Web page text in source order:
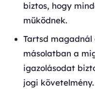
biztos, hogy
működnek.
Tartsd
másolatban a
igazolásodat
jogi követelmény.